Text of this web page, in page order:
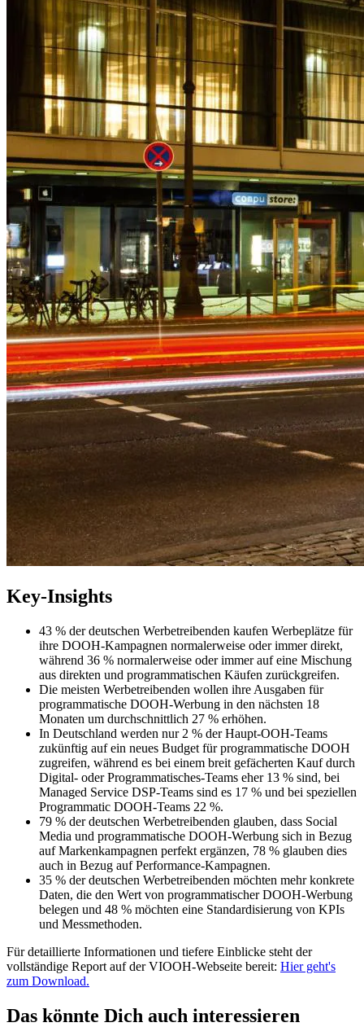
Key-Insights
43 % der deutschen Werbetreibenden kaufen Werbeplätze für
ihre DOOH-Kampagnen normalerweise oder immer direkt,
während 36 % normalerweise oder immer auf eine Mischung
aus direkten und programmatischen Käufen zurückgreifen.
Die meisten Werbetreibenden wollen ihre Ausgaben für
programmatische DOOH-Werbung in den nächsten 18
Monaten um durchschnittlich 27 % erhöhen.
In Deutschland werden nur 2 % der Haupt-OOH-Teams
zukünftig auf ein neues Budget für programmatische DOOH
zugreifen, während es bei einem breit gefächerten Kauf durch
Digital- oder Programmatisches-Teams eher 13 % sind, bei
Managed Service DSP-Teams sind es 17 % und bei speziellen
Programmatic DOOH-Teams 22 %.
79 % der deutschen Werbetreibenden glauben, dass Social
Media und programmatische DOOH-Werbung sich in Bezug
auf Markenkampagnen perfekt ergänzen, 78 % glauben dies
auch in Bezug auf Performance-Kampagnen.
35 % der deutschen Werbetreibenden möchten mehr konkrete
Daten, die den Wert von programmatischer DOOH-Werbung
belegen und 48 % möchten eine Standardisierung von KPIs
und Messmethoden.
Für detaillierte Informationen und tiefere Einblicke steht der
vollständige Report auf der VIOOH-Webseite bereit: Hier geht's
zum Download.
Das könnte Dich auch interessieren